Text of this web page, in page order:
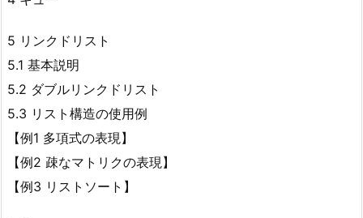
5 リンクドリスト
5.1 基本説明
5.2 ダブルリンクドリスト
5.3 リスト構造の使用例
【例1 多項式の表現】
【例2 疎なマトリクの表現】
【例3 リストソート】